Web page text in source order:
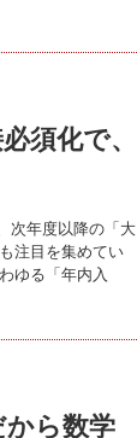
須化で、
次年度以降の「大
注目を集めてい
ゆる「年内入
ら数学